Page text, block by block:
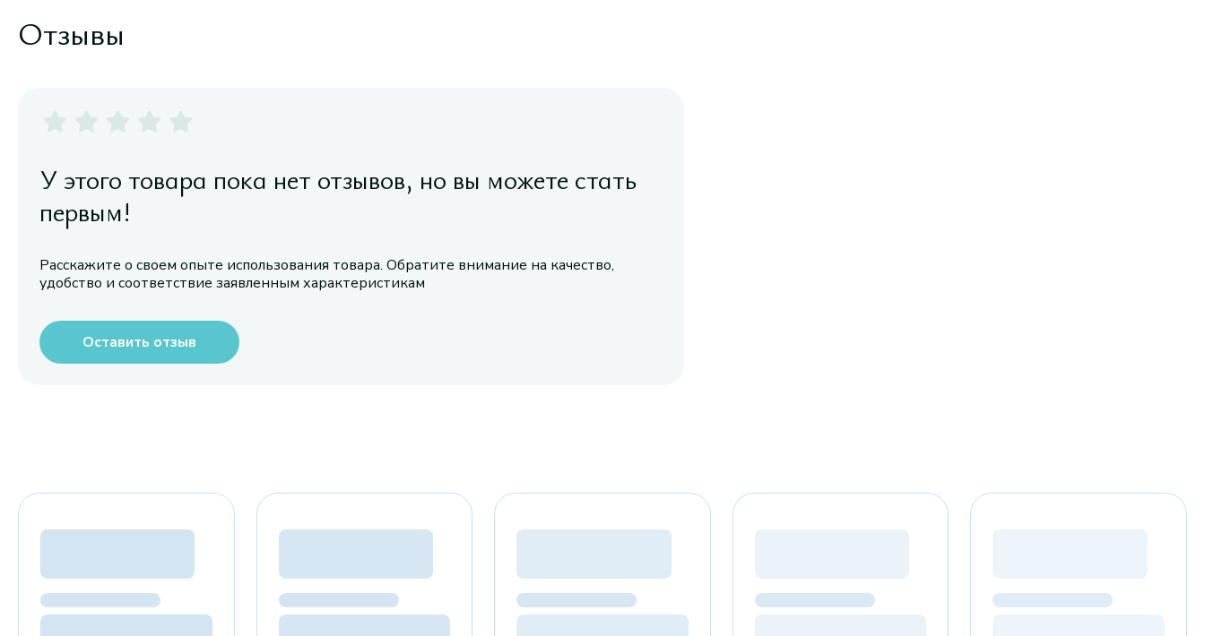
Отзывы
У этого товара пока нет отзывов, но вы можете стать
первым!
Расскажите о своем опыте использования товара. Обратите внимание на качество,
удобство и соответствие заявленным характеристикам
Оставить отзыв